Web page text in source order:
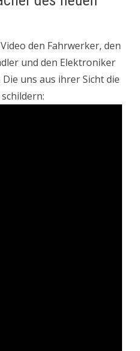
den Fahrwerker, den
und den Elektroniker
uns aus ihrer Sicht die